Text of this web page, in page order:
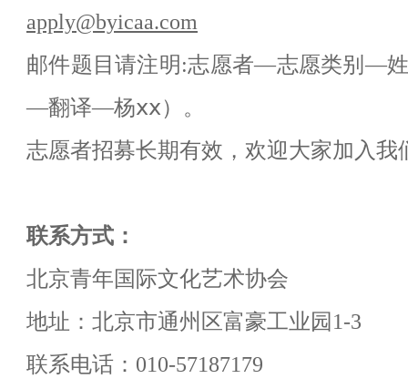
apply@byicaa.com
邮件题目请注明 :志愿者—志愿类别—
—翻译—杨ⅹⅹ）。
志愿者招募长期有效，欢迎大家加入我
联系方式：
北京青年国际文化艺术协会
地址：北京市通州区富豪工业园 1-3
联系电话： 010-57187179